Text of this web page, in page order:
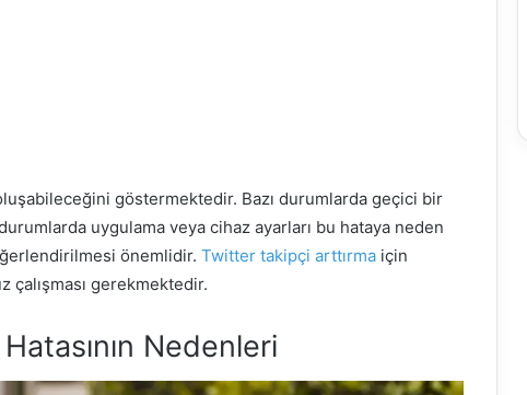
göstermektedir. Bazı durumlarda geçici bir
uygulama veya cihaz ayarları bu hataya neden
önemlidir. Twitter takipçi arttırma için
çalışması gerekmektedir.
Nedenleri